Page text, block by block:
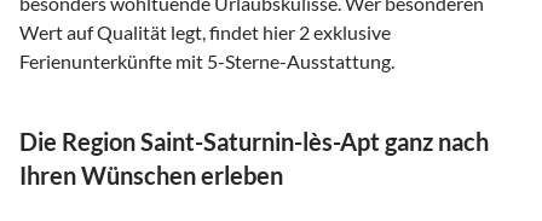
Wert auf Qualität legt, findet hier 2 exklusive
Ferienunterkünfte mit 5-Sterne-Ausstattung.
Die Region Saint-Saturnin-lès-Apt ganz nach
Ihren Wünschen erleben